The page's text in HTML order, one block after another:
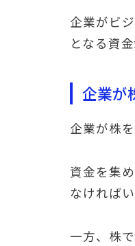
企業がビ
となる資
企業が
企業が株
資金を集
なければい
一方、株